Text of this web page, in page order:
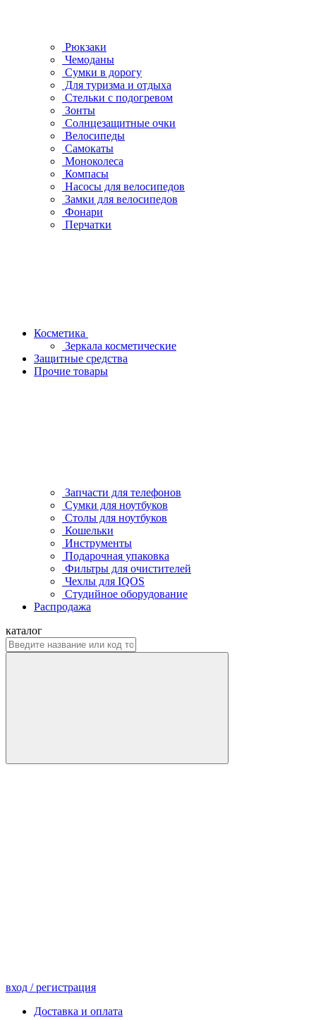
Рюкзаки
Чемоданы
Сумки в дорогу
Для туризма и отдыха
Стельки с подогревом
Зонты
Солнцезащитные очки
Велосипеды
Самокаты
Моноколеса
Компасы
Насосы для велосипедов
Замки для велосипедов
Фонари
Перчатки
Косметика
Зеркала косметические
Защитные средства
Прочие товары
Запчасти для телефонов
Сумки для ноутбуков
Столы для ноутбуков
Кошельки
Инструменты
Подарочная упаковка
Фильтры для очистителей
Чехлы для IQOS
Студийное оборудование
Распродажа
каталог
вход / регистрация
Доставка и оплата